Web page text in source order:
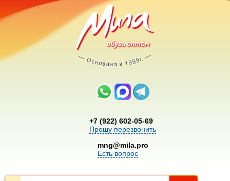
+7 (922) 602-05-69
Прошу перезвонить
mng@mila.pro
Есть вопрос